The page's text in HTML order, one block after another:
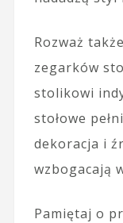
Rozważ
zegarków
stolikowi
stołowe
dekoracja i
wzbogacają
Pamiętaj o